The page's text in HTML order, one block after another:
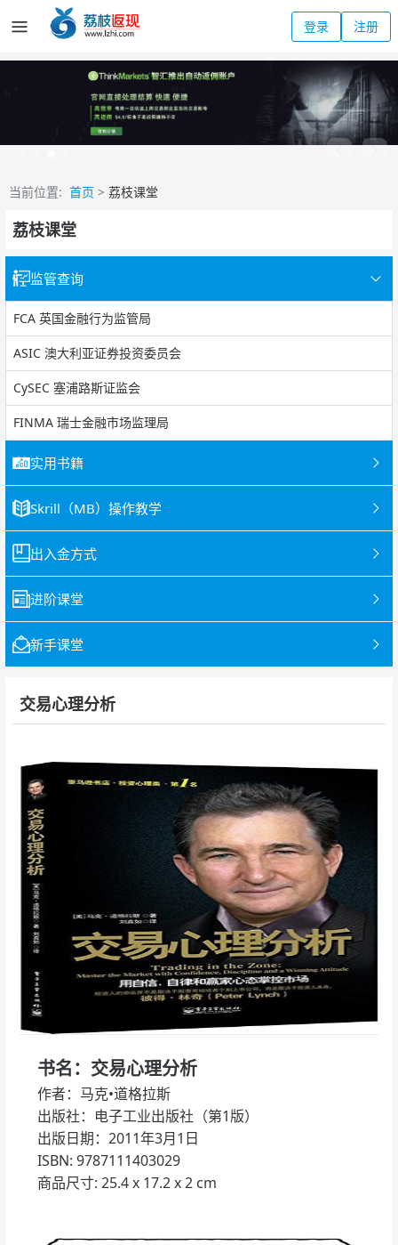
登录 注册
当前位置: 首页 > 荔枝课堂
荔枝课堂
监管查询
FCA 英国金融行为监管局
ASIC 澳大利亚证券投资委员会
CySEC 塞浦路斯证监会
FINMA 瑞士金融市场监理局
实用书籍
Skrill（MB）操作教学
出入金方式
进阶课堂
新手课堂
交易心理分析
书名：交易心理分析
作者：马克•道格拉斯
出版社：电子工业出版社（第1版）
出版日期：2011年3月1日
ISBN: 9787111403029
商品尺寸: 25.4 x 17.2 x 2 cm